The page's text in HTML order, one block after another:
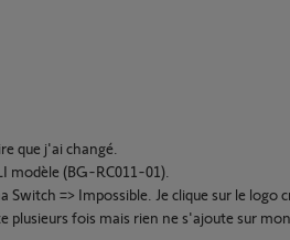
que j'ai changé.
modèle (BG-RC011-01).
=> Impossible. Je clique sur le logo
plusieurs fois mais rien ne s'ajoute sur mon